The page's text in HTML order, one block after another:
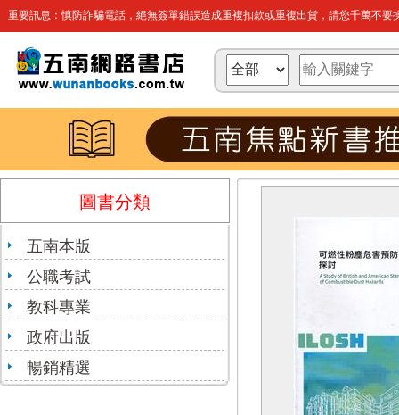
重要訊息：慎防詐騙電話，絕無簽單錯誤造成重複扣款或重複出貨，請您千萬不要
圖書分類
五南本版
公職考試
教科專業
政府出版
暢銷精選